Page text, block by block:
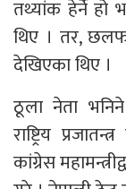
तथ्यांक हेर्ने
थिए । तर,
देखिएका थिए ।
ठूला नेता
राष्ट्रिय
कांग्रेस